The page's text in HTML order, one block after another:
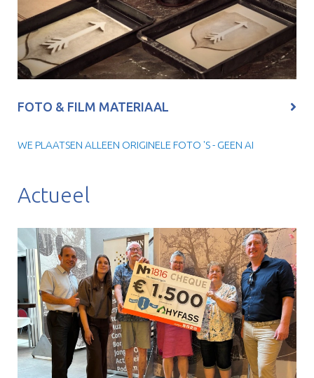
FOTO & FILM MATERIAAL
WE PLAATSEN ALLEEN ORIGINELE FOTO 'S - GEEN AI
Actueel